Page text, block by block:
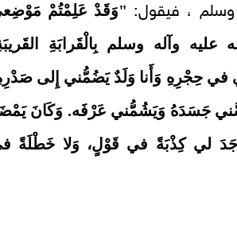
وسلم ، فيقول: "وَقَدْ عَلِمْتُمْ
وآله وسلم بِالْقَرابَةِ
في حِجْرِهِ وَأَنا وَلَدٌ يَضُمُّني إِلى
جَسَدَهُ وَيَشُمُّني عَرْفَه. وَكَانَ
لي كِذْبَةً في قَوْلٍ، وَلا خَطْلَةً